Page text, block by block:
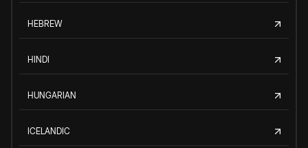
HEBREW
HINDI
HUNGARIAN
ICELANDIC